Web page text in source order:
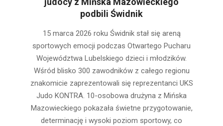
podbili Świdnik
18
15 marca 2026 roku Świdnik stał się areną
sportowych emocji podczas Otwartego Pucharu
Województwa Lubelskiego dzieci i młodzików.
Wśród blisko 300 zawodników z całego regionu
znakomicie zaprezentowali się reprezentanci UKS
Judo KONTRA. 10-osobowa drużyna z Mińska
Mazowieckiego pokazała świetne przygotowanie,
determinację i wysoki poziom sportowy, co